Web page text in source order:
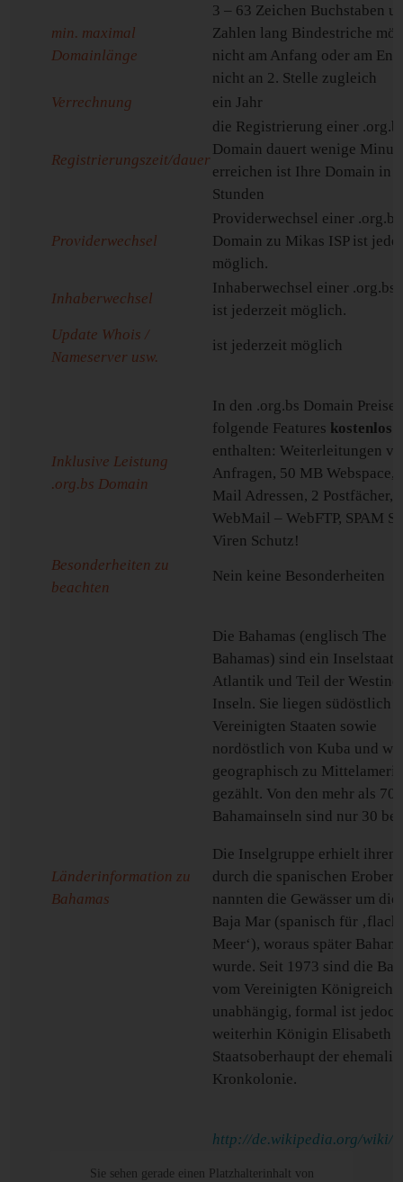
min. maximal
Domainlänge
3 – 63 Zeichen Buchstaben
Zahlen lang Bindestriche
nicht am Anfang oder am
nicht an 2. Stelle zugleich
Verrechnung
ein Jahr
Registrierungszeit/dauer
die Registrierung einer
Domain dauert wenige
erreichen ist Ihre Domain in
Stunden
Providerwechsel
Providerwechsel einer .org.bs
Domain zu Mikas ISP ist
möglich.
Inhaberwechsel
Inhaberwechsel einer .org.bs
ist jederzeit möglich.
Update Whois /
Nameserver usw.
ist jederzeit möglich
Inklusive Leistung
.org.bs Domain
In den .org.bs Domain
folgende Features kostenlos
enthalten: Weiterleitungen
Anfragen, 50 MB Webspace,
Mail Adressen, 2 Postfächer,
WebMail – WebFTP, SPAM
Viren Schutz!
Besonderheiten zu
beachten
Nein keine Besonderheiten
Länderinformation zu
Bahamas
Die Bahamas (englisch The
Bahamas) sind ein Inselstaat
Atlantik und Teil der
Inseln. Sie liegen südöstlich
Vereinigten Staaten sowie
nordöstlich von Kuba und
geographisch zu
gezählt. Von den mehr als
Bahamainseln sind nur 30
Die Inselgruppe erhielt ihren
durch die spanischen
nannten die Gewässer um
Baja Mar (spanisch für
Meer‘), woraus später
wurde. Seit 1973 sind die
vom Vereinigten Königreich
unabhängig, formal ist jedoch
weiterhin Königin Elisabeth
Staatsoberhaupt der
Kronkolonie.
http://de.wikipedia.org/wiki/
Sie sehen gerade einen Platzhalterinhalt von